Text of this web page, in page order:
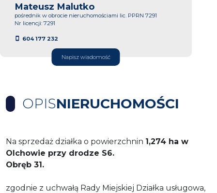
Mateusz Malutko
pośrednik w obrocie nieruchomościami lic. PPRN 7291
Nr licencji: 7291
604 177 232
Napisz wiadomość
OPISNIERUCHOMOŚCI
Na sprzedaż działka o powierzchnin 1,274 ha w
Olchowie przy drodze S6.
Obręb 31.
zgodnie z uchwałą Rady Miejskiej Działka usługowa,